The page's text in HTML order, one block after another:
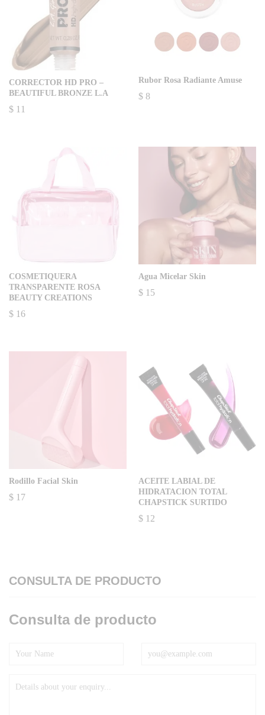
CORRECTOR HD PRO –
BEAUTIFUL BRONZE L.A
$ 11
Rubor Rosa Radiante Amuse
$ 8
COSMETIQUERA
TRANSPARENTE ROSA
BEAUTY CREATIONS
$ 16
Agua Micelar Skin
$ 15
Rodillo Facial Skin
$ 17
ACEITE LABIAL DE
HIDRATACION TOTAL
CHAPSTICK SURTIDO
$ 12
CONSULTA DE PRODUCTO
Consulta de producto